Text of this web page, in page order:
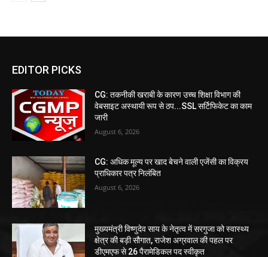
EDITOR PICKS
CG: तकनीकी खराबी के कारण उच्च शिक्षा विभाग की
वेबसाइट अस्थायी रूप से ठप...SSL सर्टिफिकेट का काम
जारी
August 6, 2026
CG: अधिक मूल्य पर खाद बेचने वाली एजेंसी का विक्रय
प्राधिकार पत्र निलंबित
August 6, 2026
मुख्यमंत्री विष्णुदेव साय के नेतृत्व में सरगुजा को स्वास्थ्य
क्षेत्र की बड़ी सौगात, राजेश अग्रवाल की पहल पर
डीएमएफ से 26 पैरामेडिकल पद स्वीकृत